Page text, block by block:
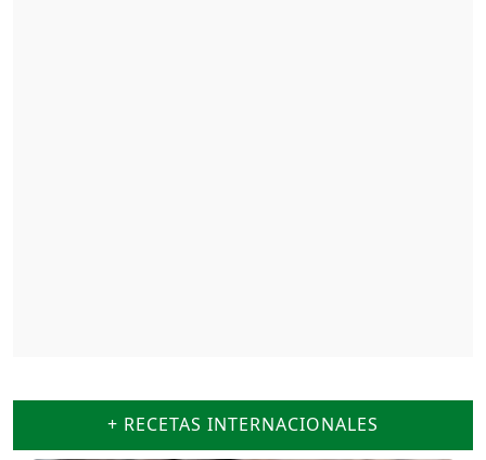
+ RECETAS INTERNACIONALES